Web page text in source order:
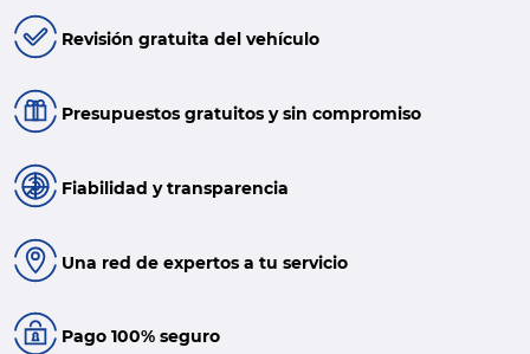
Revisión gratuita del vehículo
Presupuestos gratuitos y sin compromiso
Fiabilidad y transparencia
Una red de expertos a tu servicio
Pago 100% seguro